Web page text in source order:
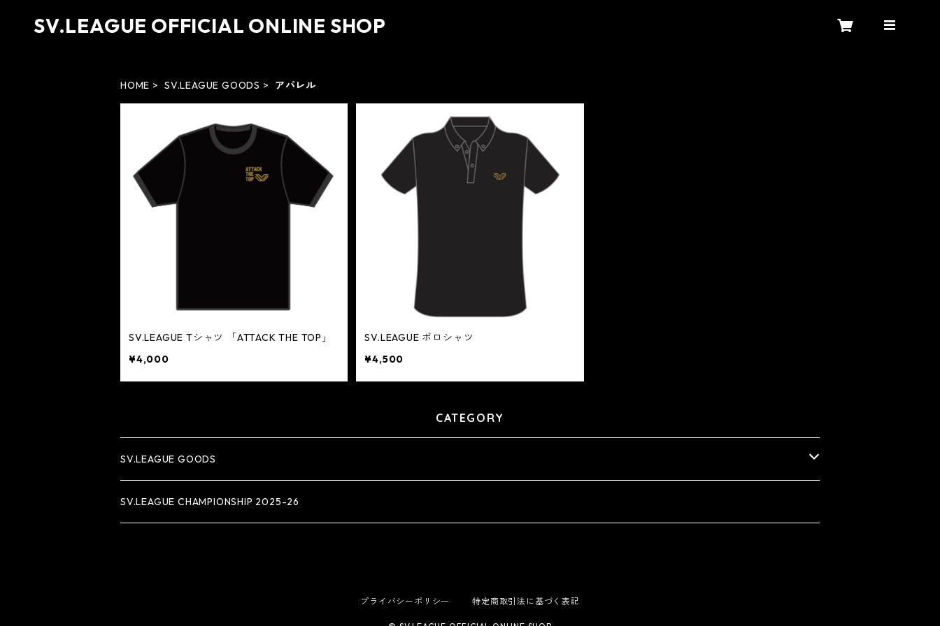
SV.LEAGUE OFFICIAL ONLINE SHOP
HOME SV.LEAGUE GOODS アパレル
SV.LEAGUE Tシャツ 「ATTACK THE TOP」
¥4,000
SV.LEAGUE ポロシャツ
¥4,500
CATEGORY
SV.LEAGUE GOODS
アパレル
SV.LEAGUE CHAMPIONSHIP 2025-26
プライバシーポリシー 特定商取引法に基づく表記